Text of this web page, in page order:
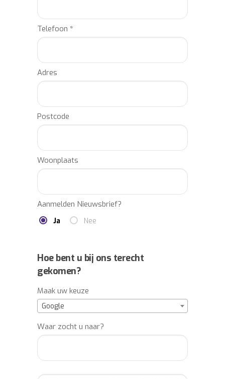
Telefoon *
Adres
Postcode
Woonplaats
Aanmelden Nieuwsbrief?
Ja Nee
Hoe bent u bij ons terecht
gekomen?
Maak uw keuze
Google
Waar zocht u naar?